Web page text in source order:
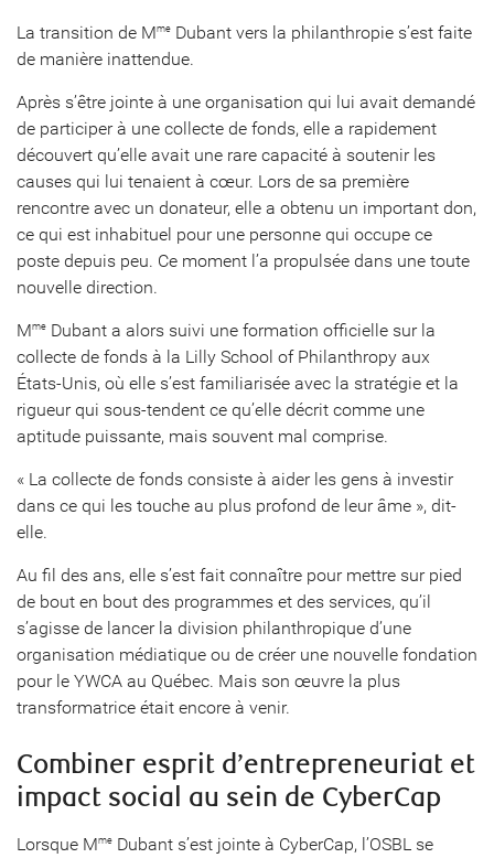
La transition de Mme Dubant vers la philanthropie s’est faite
de manière inattendue.
Après s’être jointe à une organisation qui lui avait demandé
de participer à une collecte de fonds, elle a rapidement
découvert qu’elle avait une rare capacité à soutenir les
causes qui lui tenaient à cœur. Lors de sa première
rencontre avec un donateur, elle a obtenu un important don,
ce qui est inhabituel pour une personne qui occupe ce
poste depuis peu. Ce moment l’a propulsée dans une toute
nouvelle direction.
Mme Dubant a alors suivi une formation officielle sur la
collecte de fonds à la Lilly School of Philanthropy aux
États-Unis, où elle s’est familiarisée avec la stratégie et la
rigueur qui sous-tendent ce qu’elle décrit comme une
aptitude puissante, mais souvent mal comprise.
« La collecte de fonds consiste à aider les gens à investir
dans ce qui les touche au plus profond de leur âme », dit-
elle.
Au fil des ans, elle s’est fait connaître pour mettre sur pied
de bout en bout des programmes et des services, qu’il
s’agisse de lancer la division philanthropique d’une
organisation médiatique ou de créer une nouvelle fondation
pour le YWCA au Québec. Mais son œuvre la plus
transformatrice était encore à venir.
Combiner esprit d’entrepreneuriat et
impact social au sein de CyberCap
Lorsque Mme Dubant s’est jointe à CyberCap, l’OSBL se